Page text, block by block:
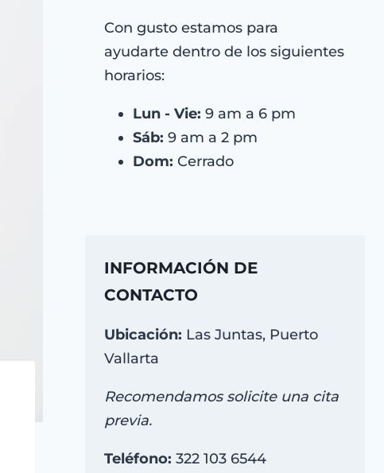
Con gusto estamos para
ayudarte dentro de los siguientes
horarios:
Lun - Vie: 9 am a 6 pm
Sáb: 9 am a 2 pm
Dom: Cerrado
INFORMACIÓN DE
CONTACTO
Ubicación: Las Juntas, Puerto
Vallarta
Recomendamos solicite una cita
previa.
Teléfono: 322 103 6544